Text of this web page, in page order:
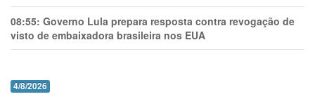
08:55: Governo Lula prepara resposta contra revogação de
visto de embaixadora brasileira nos EUA
4/8/2026